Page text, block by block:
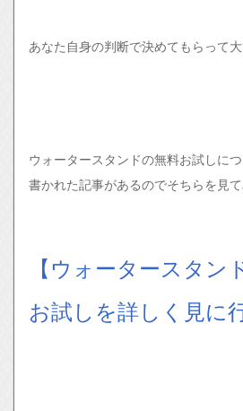
あなた自身の判断で決めてもらって
ウォータースタンドの無料お試しに
書かれた記事があるのでそちらを見て
【ウォータースタン
お試しを詳しく見に